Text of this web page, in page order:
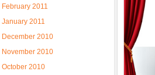
February 2011
January 2011
December 2010
November 2010
October 2010